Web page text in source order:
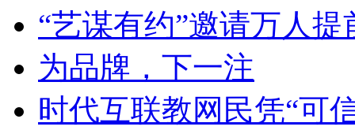
“艺谋有约”邀请万人
为品牌，下一注
时代互联教网民凭“可